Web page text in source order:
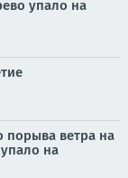
упало на
порыва ветра на
на